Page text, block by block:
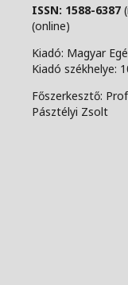
ISSN: 1588-6387
(online)
Kiadó: Magyar
Kiadó székhelye:
Főszerkesztő:
Pásztélyi Zsolt